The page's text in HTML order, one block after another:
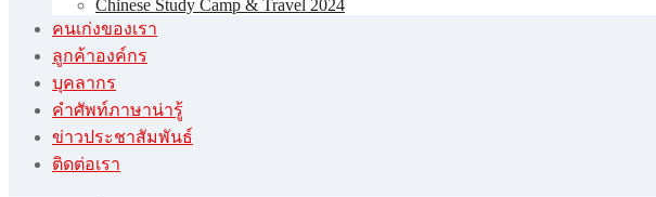
Chinese Study Camp & Travel 2024
คนเก่งของเรา
ลูกค้าองค์กร
บุคลากร
คําศัพท์ภาษาน่ารู้
ข่าวประชาสัมพันธ์
ติดต่อเรา